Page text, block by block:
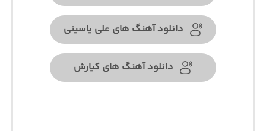
دانلود آهنگ های علی یاسینی
دانلود آهنگ های کیارش